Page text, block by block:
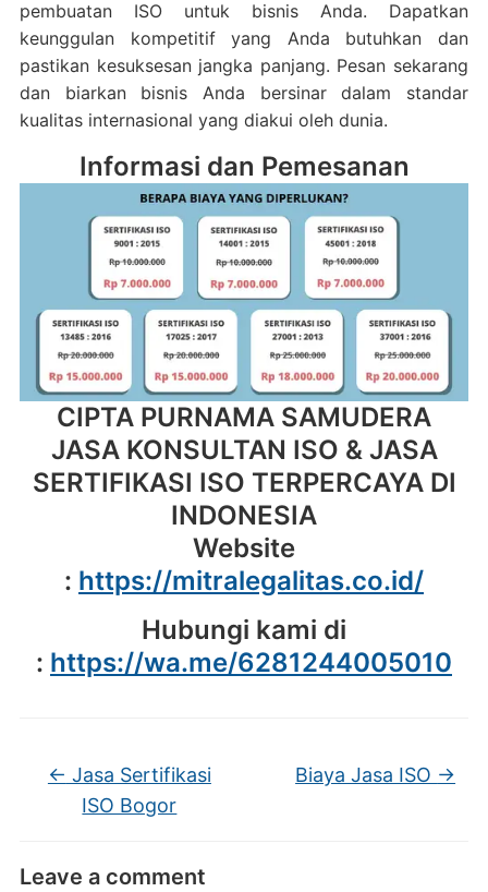
pembuatan ISO untuk bisnis Anda. Dapatkan
keunggulan kompetitif yang Anda butuhkan dan
pastikan kesuksesan jangka panjang. Pesan sekarang
dan biarkan bisnis Anda bersinar dalam standar
kualitas internasional yang diakui oleh dunia.
Informasi dan Pemesanan
CIPTA PURNAMA SAMUDERA
JASA KONSULTAN ISO & JASA
SERTIFIKASI ISO TERPERCAYA DI
INDONESIA
Website
: https://mitralegalitas.co.id/
Hubungi kami di
: https://wa.me/6281244005010
← Jasa Sertifikasi
ISO Bogor
Biaya Jasa ISO →
Leave a comment